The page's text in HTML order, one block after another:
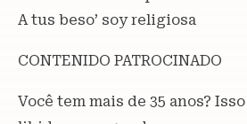
A tus beso’ soy religiosa
CONTENIDO PATROCINADO
Você tem mais de 35 anos?